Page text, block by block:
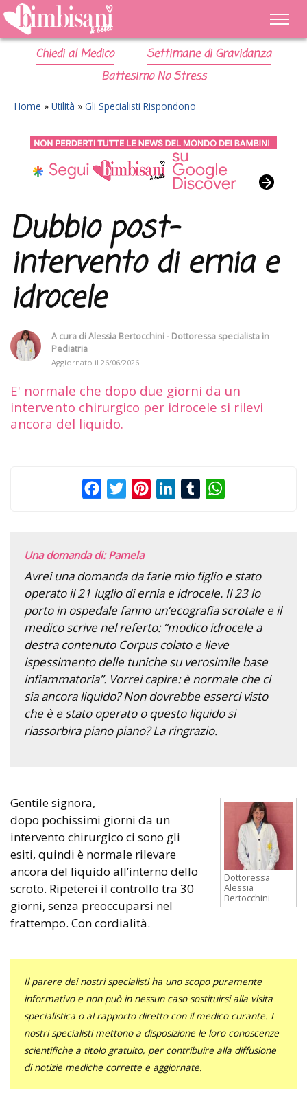
Chiedi al Medico
Settimane di Gravidanza
Battesimo No Stress
Home » Utilità » Gli Specialisti Rispondono
Dubbio post-
intervento di ernia e
idrocele
A cura diAlessia Bertocchini - Dottoressa specialista in
Pediatria
Aggiornato il 26/06/2026
E' normale che dopo due giorni da un
intervento chirurgico per idrocele si rilevi
ancora del liquido.
FacebookTwitterPinterestLinkedInTumblr
Una domanda di: Pamela
Avrei una domanda da farle mio figlio e stato
operato il 21 luglio di ernia e idrocele. Il 23 lo
porto in ospedale fanno un’ecografia scrotale e il
medico scrive nel referto: “modico idrocele a
destra contenuto Corpus colato e lieve
ispessimento delle tuniche su verosimile base
infiammatoria”. Vorrei capire: è normale che ci
sia ancora liquido? Non dovrebbe esserci visto
che è e stato operato o questo liquido si
riassorbira piano piano? La ringrazio.
Dottoressa
Alessia
Bertocchini
Gentile signora,
dopo pochissimi giorni da un
intervento chirurgico ci sono gli
esiti, quindi è normale rilevare
ancora del liquido all’interno dello
scroto. Ripeterei il controllo tra 30
giorni, senza preoccuparsi nel
frattempo. Con cordialità.
Il parere dei nostri specialisti ha uno scopo puramente
informativo e non può in nessun caso sostituirsi alla visita
specialistica o al rapporto diretto con il medico curante. I
nostri specialisti mettono a disposizione le loro conoscenze
scientifiche a titolo gratuito, per contribuire alla diffusione
di notizie mediche corrette e aggiornate.